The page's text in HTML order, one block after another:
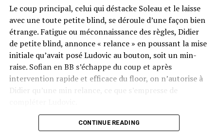
Le coup principal, celui qui déstacke Soleau et le laisse
avec une toute petite blind, se déroule d’une façon bien
étrange. Fatigue ou méconnaissance des règles, Didier
de petite blind, annonce « relance » en poussant la mise
initiale qu’avait posé Ludovic au bouton, soit un min-
raise. Sofian en BB s’échappe du coup et après
intervention rapide et efficace du floor, on n’autorise à
Didier qu’une min relance, ce que s’empresse de
Flop QJ4. All-in de Ludovic et insta call de Logghe, avec
CONTINUE READING